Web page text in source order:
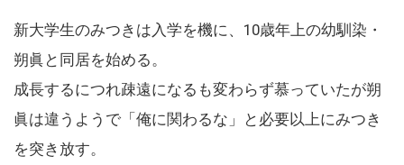
新大学生のみつきは入学を機に、10歳年上の幼馴染・
朔眞と同居を始める。
成長するにつれ疎遠になるも変わらず慕っていたが朔
眞は違うようで「俺に関わるな」と必要以上にみつき
を突き放す。